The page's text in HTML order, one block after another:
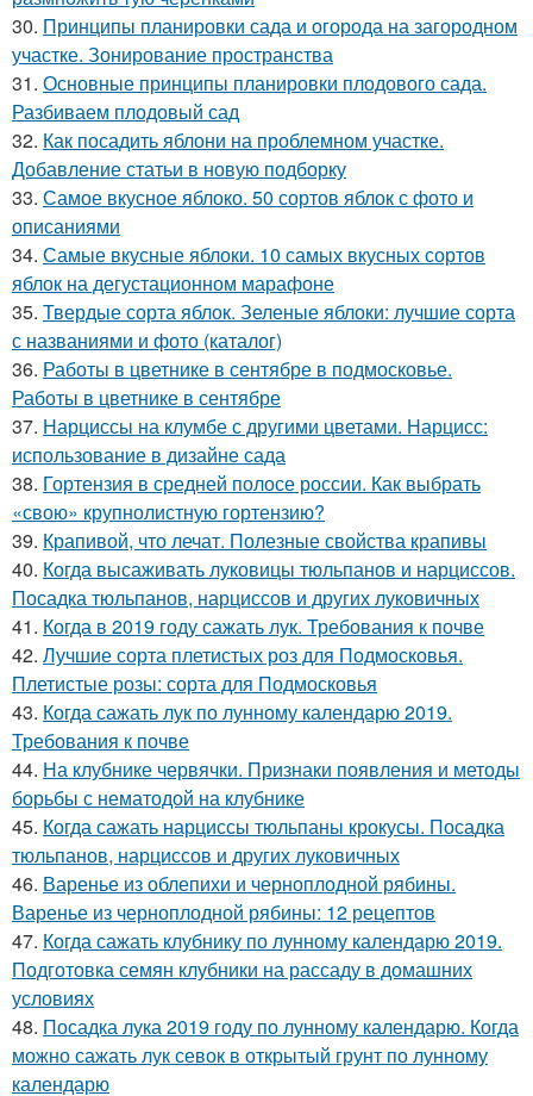
30. Принципы планировки сада и огорода на загородном
участке. Зонирование пространства
31. Основные принципы планировки плодового сада.
Разбиваем плодовый сад
32. Как посадить яблони на проблемном участке.
Добавление статьи в новую подборку
33. Самое вкусное яблоко. 50 сортов яблок с фото и
описаниями
34. Самые вкусные яблоки. 10 самых вкусных сортов
яблок на дегустационном марафоне
35. Твердые сорта яблок. Зеленые яблоки: лучшие сорта
с названиями и фото (каталог)
36. Работы в цветнике в сентябре в подмосковье.
Работы в цветнике в сентябре
37. Нарциссы на клумбе с другими цветами. Нарцисс:
использование в дизайне сада
38. Гортензия в средней полосе россии. Как выбрать
«свою» крупнолистную гортензию?
39. Крапивой, что лечат. Полезные свойства крапивы
40. Когда высаживать луковицы тюльпанов и нарциссов.
Посадка тюльпанов, нарциссов и других луковичных
41. Когда в 2019 году сажать лук. Требования к почве
42. Лучшие сорта плетистых роз для Подмосковья.
Плетистые розы: сорта для Подмосковья
43. Когда сажать лук по лунному календарю 2019.
Требования к почве
44. На клубнике червячки. Признаки появления и методы
борьбы с нематодой на клубнике
45. Когда сажать нарциссы тюльпаны крокусы. Посадка
тюльпанов, нарциссов и других луковичных
46. Варенье из облепихи и черноплодной рябины.
Варенье из черноплодной рябины: 12 рецептов
47. Когда сажать клубнику по лунному календарю 2019.
Подготовка семян клубники на рассаду в домашних
условиях
48. Посадка лука 2019 году по лунному календарю. Когда
можно сажать лук севок в открытый грунт по лунному
календарю